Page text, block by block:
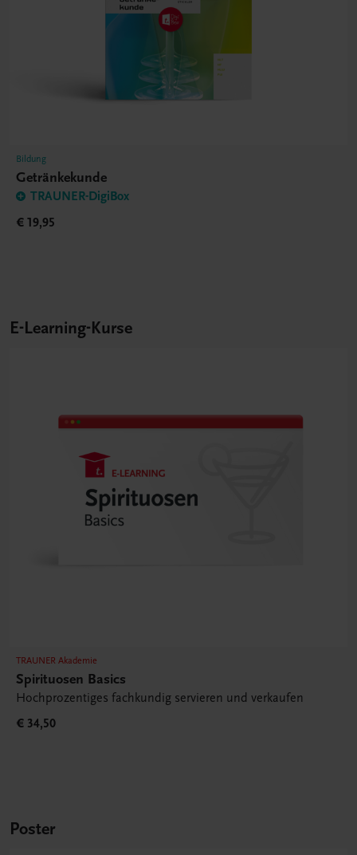
Bildung
Getränkekunde
TRAUNER-DigiBox
€ 19,95
E-Learning-Kurse
TRAUNER Akademie
Spirituosen Basics
Hochprozentiges fachkundig servieren und verkaufen
€ 34,50
Poster